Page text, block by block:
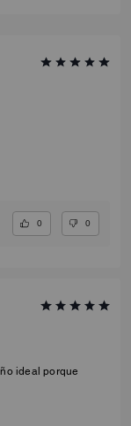
0 0
ideal porque